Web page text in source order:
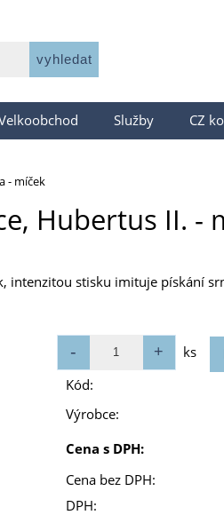
Služby CZ
- míček
Hubertus II. -
intenzitou stisku imituje pískání
ks
Kód:
Výrobce:
Cena s DPH:
Cena bez DPH:
DPH: